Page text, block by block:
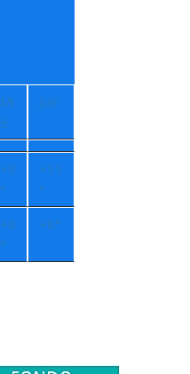
Mi
é
Jue
+9
°
+11
°
+8
°
+8°